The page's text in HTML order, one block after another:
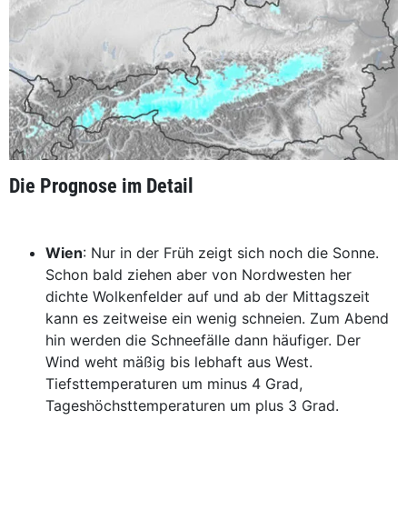
Die Prognose im Detail
Wien: Nur in der Früh zeigt sich noch die Sonne.
Schon bald ziehen aber von Nordwesten her
dichte Wolkenfelder auf und ab der Mittagszeit
kann es zeitweise ein wenig schneien. Zum Abend
hin werden die Schneefälle dann häufiger. Der
Wind weht mäßig bis lebhaft aus West.
Tiefsttemperaturen um minus 4 Grad,
Tageshöchsttemperaturen um plus 3 Grad.